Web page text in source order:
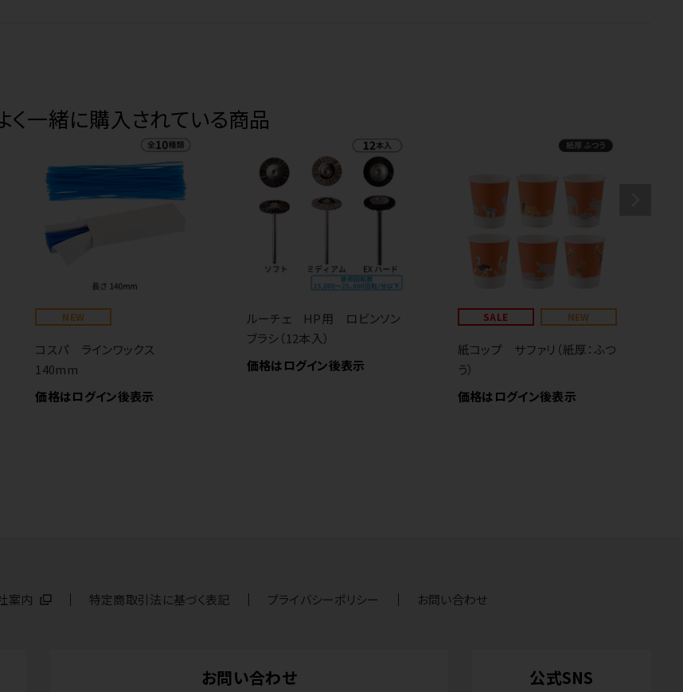
く一緒に購入されている商品
NEW
コスパ ラインワックス
140mm
価格はログイン後表示
ルーチェ HP用 ロビンソン
ブラシ（12本入）
価格はログイン後表示
SALE NEW
紙コップ サファリ（紙厚：ふつ
う）
価格はログイン後表示
案内 特定商取引法に基づく表記 プライバシーポリシー お問い合わせ
お問い合わせ 公式SNS